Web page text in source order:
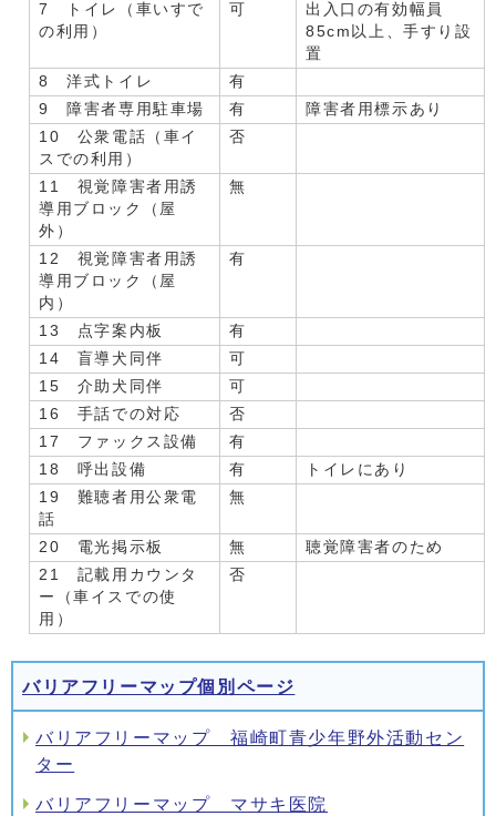
7 トイレ（車いすで
の利用）
可
出入口の有効幅員
85cm以上、手すり設
置
8 洋式トイレ
有
9 障害者専用駐車場
有
障害者用標示あり
10 公衆電話（車イ
スでの利用）
否
11 視覚障害者用誘
導用ブロック（屋
外）
無
12 視覚障害者用誘
導用ブロック（屋
内）
有
13 点字案内板
有
14 盲導犬同伴
可
15 介助犬同伴
可
16 手話での対応
否
17 ファックス設備
有
18 呼出設備
有
トイレにあり
19 難聴者用公衆電
話
無
20 電光掲示板 無
聴覚障害者のため
21 記載用カウンタ
ー（車イスでの使
用）
否
バリアフリーマップ個別ページ
バリアフリーマップ 福崎町青少年野外活動セン
ター
バリアフリーマップ マサキ医院